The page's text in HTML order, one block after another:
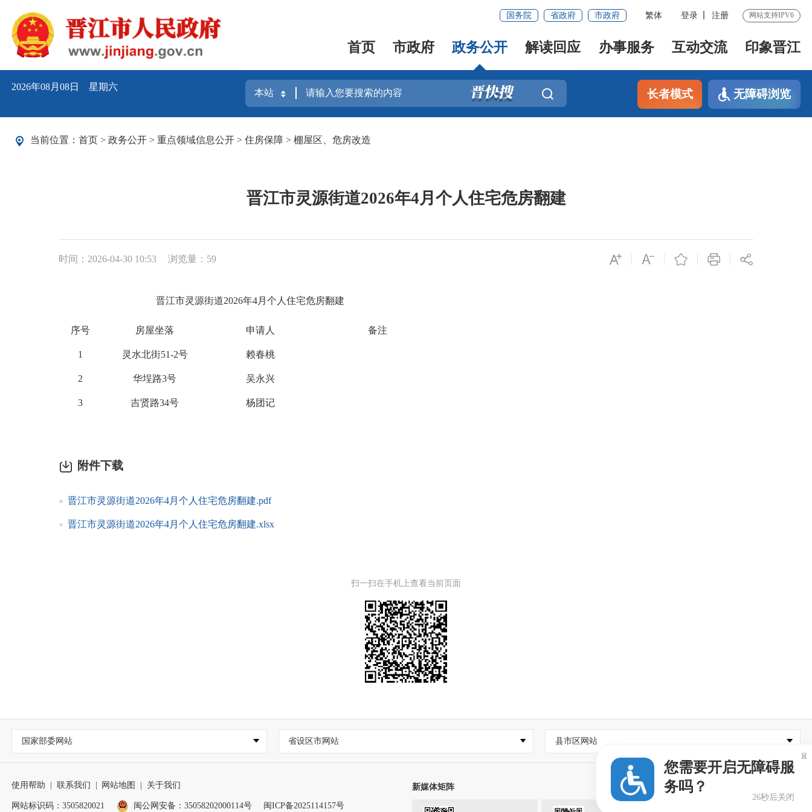
国务院 省政府 市政府 繁体 登录 注册 网站支持IPV6
首页 市政府 政务公开 解读回应 办事服务 互动交流 印象晋江
2026年08月08日 星期六
长者模式 无障碍浏览
当前位置： 首页 > 政务公开 > 重点领域信息公开 > 住房保障 > 棚屋区、危房改造
晋江市灵源街道2026年4月个人住宅危房翻建
时间：2026-04-30 10:53 浏览量： 59
晋江市灵源街道2026年4月个人住宅危房翻建
序号 房屋坐落 申请人 备注
1 灵水北街51-2号 赖春桃
2 华埕路3号 吴永兴
3 吉贤路34号 杨团记
附件下载
晋江市灵源街道2026年4月个人住宅危房翻建.pdf
晋江市灵源街道2026年4月个人住宅危房翻建.xlsx
扫一扫在手机上查看当前页面
国家部委网站 省设区市网站 县市区网站
使用帮助 | 联系我们 | 网站地图 | 关于我们
网站标识码：3505820021 闽公网安备：35058202000114号 闽ICP备2025114157号
新媒体矩阵
您需要开启无障碍服
务吗？
26秒后关闭
